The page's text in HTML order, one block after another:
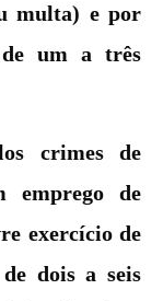
multa) e por
de um a três
crimes de
emprego de
exercício de
dois a seis